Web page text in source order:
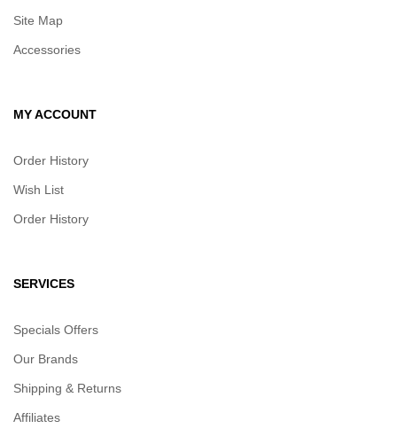
Site Map
Accessories
MY ACCOUNT
Order History
Wish List
Order History
SERVICES
Specials Offers
Our Brands
Shipping & Returns
Affiliates